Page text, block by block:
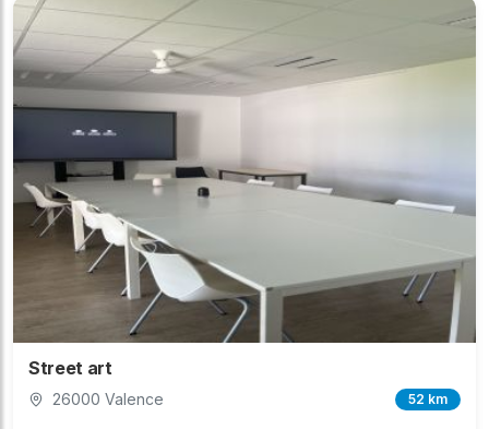
Street art
26000 Valence 52 km